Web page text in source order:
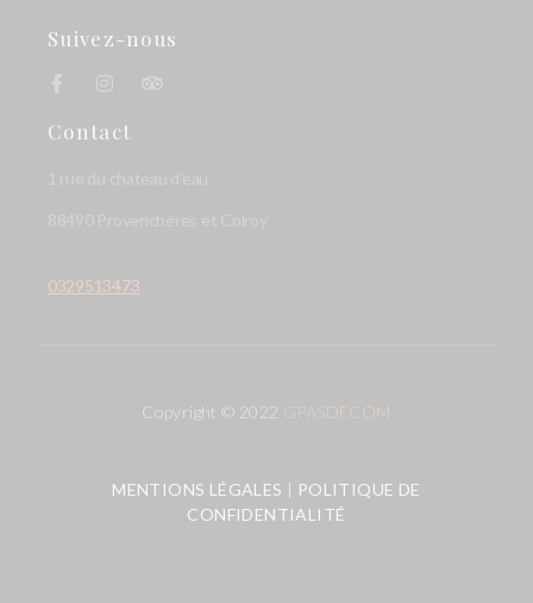
Suivez-nous
Contact
0329513473
Copyright © 2022 GPASDECOM
MENTIONS LÉGALES | POLITIQUE DE
CONFIDENTIALITÉ